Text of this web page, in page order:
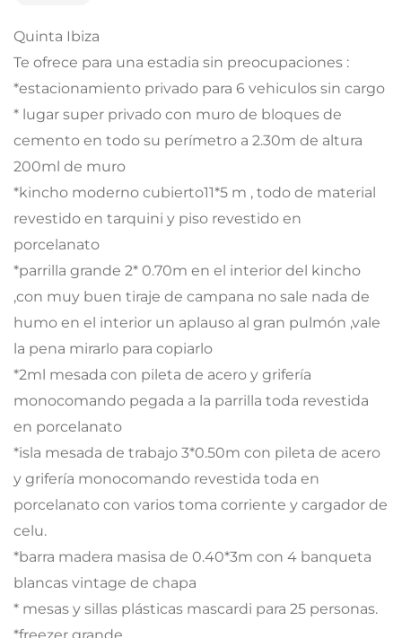
Quinta Ibiza
Te ofrece para una estadia sin preocupaciones :
*estacionamiento privado para 6 vehiculos sin cargo
* lugar super privado con muro de bloques de
cemento en todo su perímetro a 2.30m de altura
200ml de muro
*kincho moderno cubierto11*5 m , todo de material
revestido en tarquini y piso revestido en
porcelanato
*parrilla grande 2* 0.70m en el interior del kincho
,con muy buen tiraje de campana no sale nada de
humo en el interior un aplauso al gran pulmón ,vale
la pena mirarlo para copiarlo
*2ml mesada con pileta de acero y grifería
monocomando pegada a la parrilla toda revestida
en porcelanato
*isla mesada de trabajo 3*0.50m con pileta de acero
y grifería monocomando revestida toda en
porcelanato con varios toma corriente y cargador de
celu.
*barra madera masisa de 0.40*3m con 4 banqueta
blancas vintage de chapa
* mesas y sillas plásticas mascardi para 25 personas.